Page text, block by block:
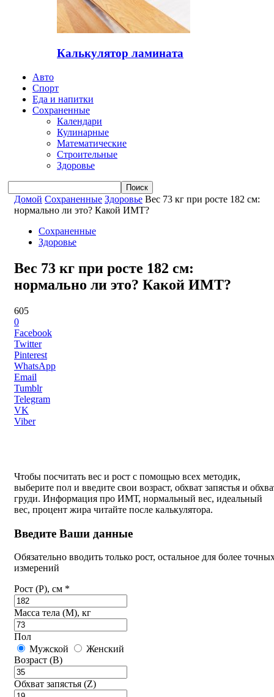
Калькулятор ламината
Авто
Спорт
Еда и напитки
Сохраненные
Календари
Кулинарные
Математические
Строительные
Здоровье
Домой Сохраненные Здоровье Вес 73 кг при росте 182 см:
нормально ли это? Какой ИМТ?
Сохраненные
Здоровье
Вес 73 кг при росте 182 см:
нормально ли это? Какой ИМТ?
605
0
Facebook
Twitter
Pinterest
WhatsApp
Email
Tumblr
Telegram
VK
Viber
Чтобы посчитать вес и рост с помощью всех методик,
выберите пол и введите свои возраст, обхват запястья и
груди. Информация про ИМТ, нормальный вес, идеальный
вес, процент жира читайте после калькулятора.
Введите Ваши данные
Обязательно вводить только рост, остальное для более
измерений
Рост (P), см *
Масса тела (M), кг
Пол
Мужской
Женский
Возраст (B)
Обхват запястья (Z)